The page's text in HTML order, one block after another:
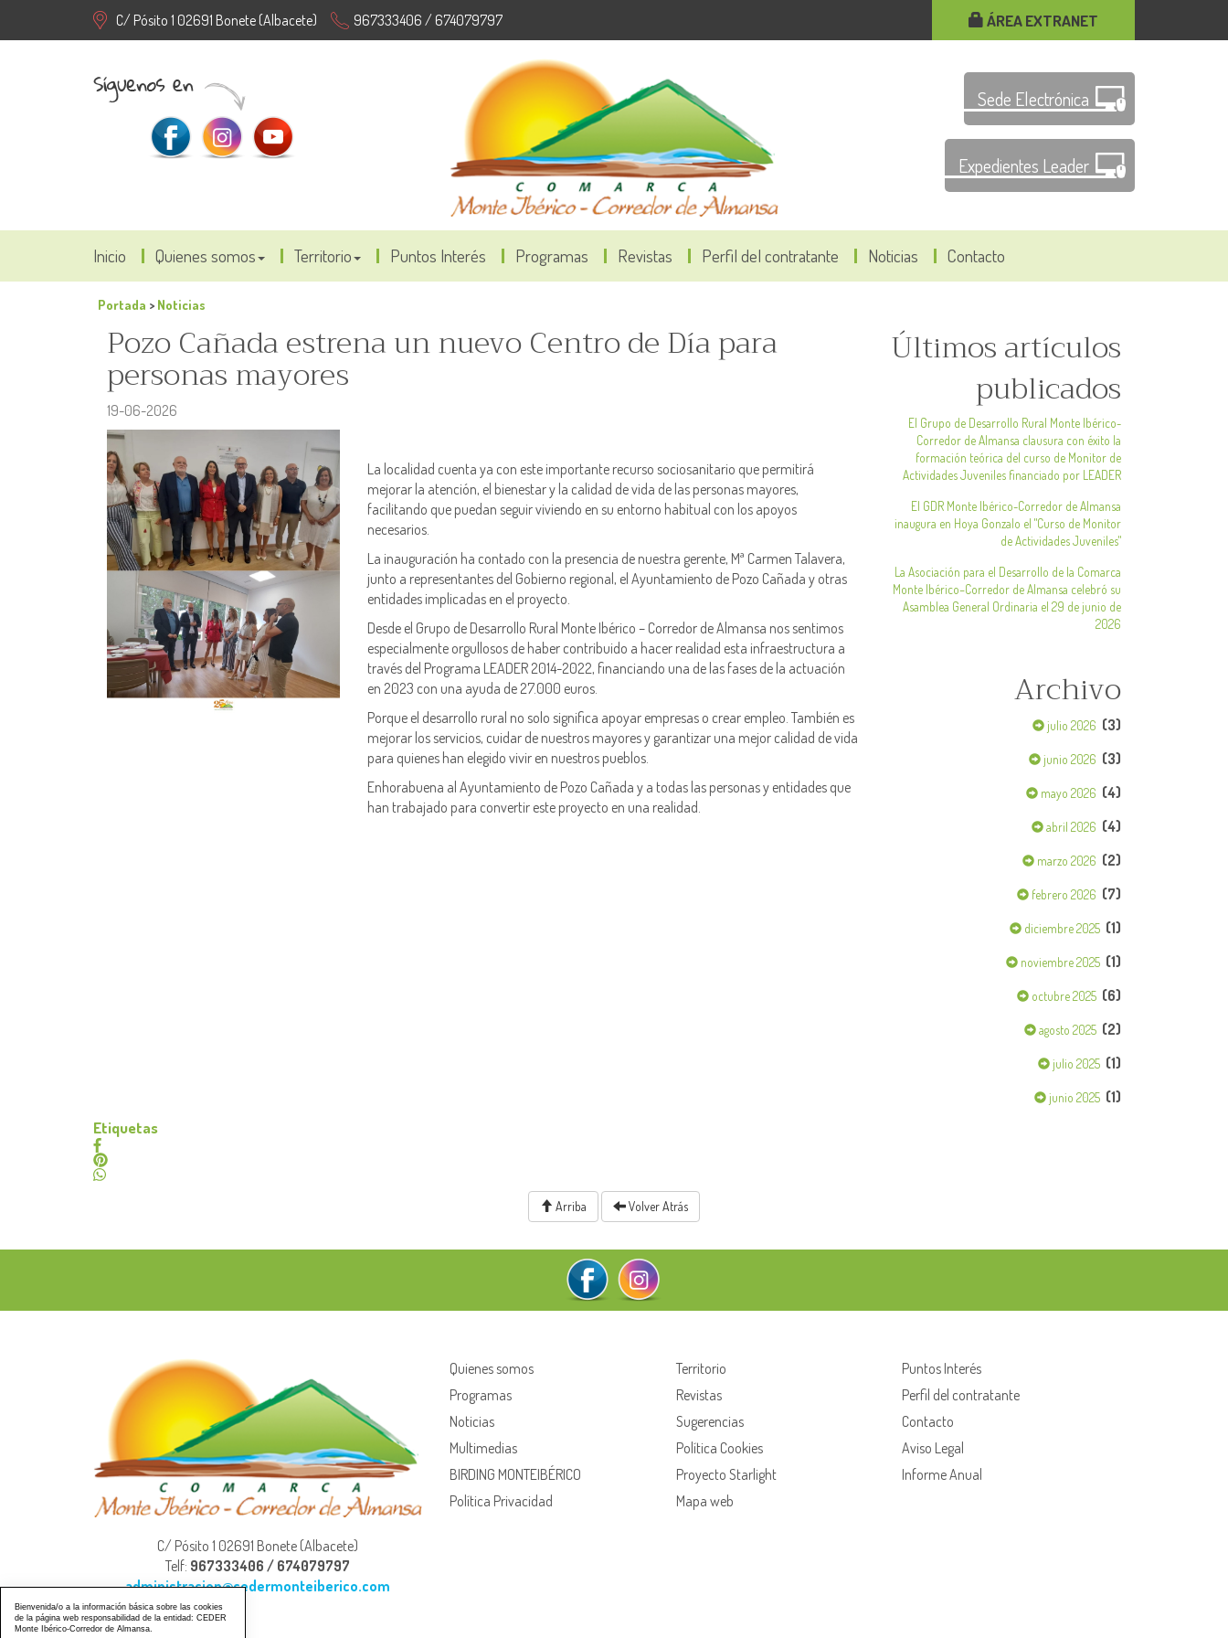
C/ Pósito 1 02691 Bonete (Albacete) 967333406 / 674079797 ÁREA EXTRANET
Sede Electrónica
Expedientes Leader
Inicio Quienes somos Territorio Puntos Interés Programas Revistas Perfil del contratante Noticias Contacto
Portada > Noticias
Pozo Cañada estrena un nuevo Centro de Día para
personas mayores
19-06-2026
La localidad cuenta ya con este importante recurso sociosanitario que permitirá
mejorar la atención, el bienestar y la calidad de vida de las personas mayores,
facilitando que puedan seguir viviendo en su entorno habitual con los apoyos
necesarios.
La inauguración ha contado con la presencia de nuestra gerente, Mª Carmen Talavera,
junto a representantes del Gobierno regional, el Ayuntamiento de Pozo Cañada y otras
entidades implicadas en el proyecto.
Desde el Grupo de Desarrollo Rural Monte Ibérico – Corredor de Almansa nos sentimos
especialmente orgullosos de haber contribuido a hacer realidad esta infraestructura a
través del Programa LEADER 2014-2022, financiando una de las fases de la actuación
en 2023 con una ayuda de 27.000 euros.
Porque el desarrollo rural no solo significa apoyar empresas o crear empleo. También es
mejorar los servicios, cuidar de nuestros mayores y garantizar una mejor calidad de vida
para quienes han elegido vivir en nuestros pueblos.
Enhorabuena al Ayuntamiento de Pozo Cañada y a todas las personas y entidades que
han trabajado para convertir este proyecto en una realidad.
Últimos artículos
publicados
El Grupo de Desarrollo Rural Monte Ibérico-
Corredor de Almansa clausura con éxito la
formación teórica del curso de Monitor de
Actividades Juveniles financiado por LEADER
El GDR Monte Ibérico-Corredor de Almansa
inaugura en Hoya Gonzalo el "Curso de Monitor
de Actividades Juveniles"
La Asociación para el Desarrollo de la Comarca
Monte Ibérico–Corredor de Almansa celebró su
Asamblea General Ordinaria el 29 de junio de
2026
Archivo
julio 2026 (3)
junio 2026 (3)
mayo 2026 (4)
abril 2026 (4)
marzo 2026 (2)
febrero 2026 (7)
diciembre 2025 (1)
noviembre 2025 (1)
octubre 2025 (6)
agosto 2025 (2)
julio 2025 (1)
junio 2025 (1)
Etiquetas
Arriba Volver Atrás
C/ Pósito 1 02691 Bonete (Albacete)
Telf: 967333406 / 674079797
administracion@cedermonteiberico.com
Quienes somos Territorio
Puntos Interés
Programas
Revistas
Perfil del contratante
Noticias
Sugerencias
Contacto
Multimedias
Política Cookies
Aviso Legal
BIRDING MONTEIBÉRICO
Proyecto Starlight
Informe Anual
Política Privacidad
Mapa web
Bienvenida/o a la información básica sobre las cookies
de la página web responsabilidad de la entidad: CEDER
Monte Ibérico-Corredor de Almansa.